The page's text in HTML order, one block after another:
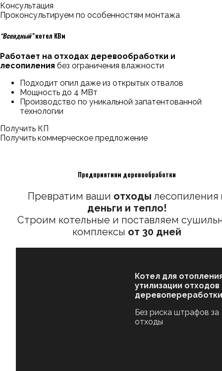
Консультация
Проконсультируем по особенностям монтажа
“Всеядный”котел КВм
Работает на отходах деревообработки и
лесопиления без ограничения влажности
Подходит опил даже из открытых отвалов
Мощность до 4 МВт
Производство по уникальной запатентованной
технологии
Получить КП
Получить коммерческое предложение
Предприятиям деревообработки
Превратим ваши отходы лесопиления
деньги и тепло!
Строим котельные и поставляем
комплексы от 30 дней
Котел для
утилизации отходов
деревопереработки
Без риска штрафов за
отходы